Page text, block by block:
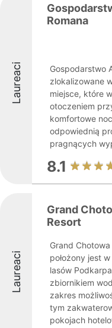
Laureaci
Romana
Gospodarstwo
zlokalizowane
miejsce, które
otoczeniem
komfortowe
odpowiednią
pragnących
8.1
Laureaci
Grand
Resort
Grand
położony jest
lasów
zbiornikiem
zakres
tym
pokojach